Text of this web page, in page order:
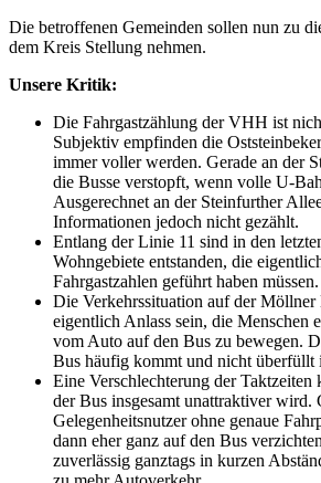
Die betroffenen Gemeinden sollen nun zu
dem Kreis Stellung nehmen.
Unsere Kritik:
Die Fahrgastzählung der VHH ist
Subjektiv empfinden die
immer voller werden. Gerade an der
die Busse verstopft, wenn volle U-
Ausgerechnet an der Steinfurther
Informationen jedoch nicht gezählt.
Entlang der Linie 11 sind in den
Wohngebiete entstanden, die
Fahrgastzahlen geführt haben müssen.
Die Verkehrssituation auf der Möllner
eigentlich Anlass sein, die Menschen
vom Auto auf den Bus zu bewegen.
Bus häufig kommt und nicht überfüllt
Eine Verschlechterung der Taktzeiten
der Bus insgesamt unattraktiver wird.
Gelegenheitsnutzer ohne genaue
dann eher ganz auf den Bus
zuverlässig ganztags in kurzen